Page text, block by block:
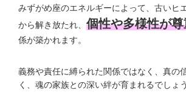
みずがめ座のエネルギーによって、古いヒ
から解き放たれ、 個性や多様性が
係が築かれます。
義務や責任に縛られた関係ではなく、真の
く、魂の家族との深い絆が育まれるでしょう